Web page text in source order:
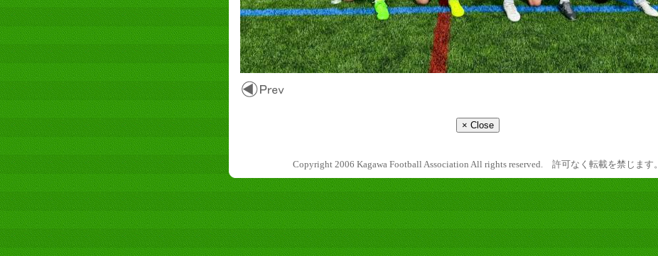
Copyright 2006 Kagawa Football Association All rights reserved. 許可なく転載を禁じます。